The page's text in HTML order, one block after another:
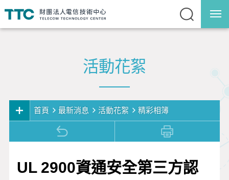
活動花絮
最新消息
研討會/教育訓練
報名查詢
首頁 最新消息 活動花絮 精彩相簿
UL 2900資通安全第三方認